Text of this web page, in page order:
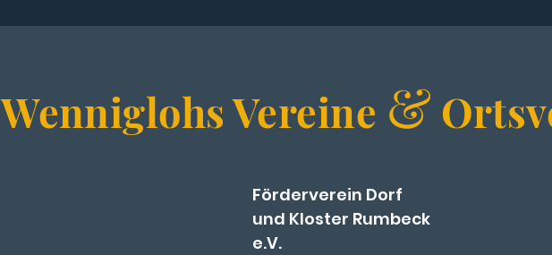
Wenniglohs Vereine &
Förderverein Dorf
und Kloster Rumbeck
e.V.